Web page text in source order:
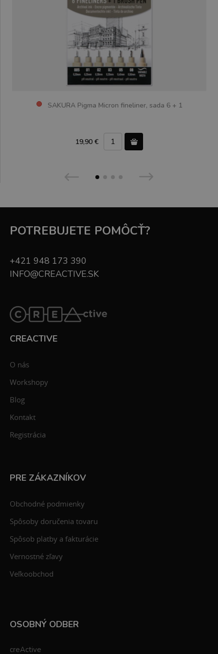
SAKURA Pigma Micron fineliner, sada 6 + 1
19,90 €
POTREBUJETE POMÔCŤ?
+421 948 173 390
INFO@CREACTIVE.SK
CREACTIVE
O nás
Workshopy
Blog
Kontakt
Registrácia
PRE ZÁKAZNÍKOV
Obchodné podmienky
Spôsoby doručenia tovaru
Spôsob platby a fakturácie
Vernostné zľavy
Veľkoobchod
OSOBNÝ ODBER
creActive